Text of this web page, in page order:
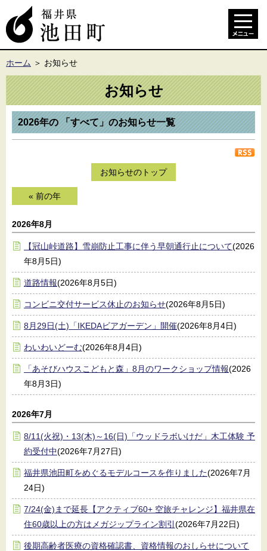
ホーム ＞ お知らせ
お知らせ
2026年の 「すべて」のお知らせ一覧
« 前の年
お知らせのトップ
2026年8月
【冠山峠道路】雪崩防止工事に伴う早朝通行止について(2026
年8月5日)
道路情報(2026年8月5日)
コンビニ交付サービス休止のお知らせ(2026年8月5日)
8月29日(土)「IKEDAビアガーデン」開催(2026年8月4日)
わいわいどーむ(2026年8月4日)
「あそびハウスこどもと森」8月のワークショップ情報(2026
年8月3日)
2026年7月
8/11(火祝)・13(木)～16(日)「ウッドラボいけだ」木工体験 予
約受付中(2026年7月27日)
福井県池田町をめぐるモデルコースを作りました(2026年7月
24日)
7/24(金)まで延長【アクティブ60+ 空旅チャレンジ】福井県在
住60歳以上の方はメガジップライン割引 (2026年7月22日)
後期高齢者医療の資格確認書、資格情報のおしらせについて